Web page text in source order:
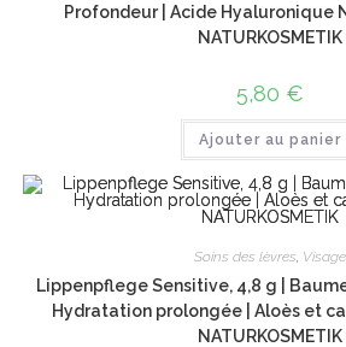
Profondeur | Acide Hyaluronique
NATURKOSMETIK
5,80 €
Ajouter au panier
Soins des lèvres, Visage
Lippenpflege Sensitive, 4,8 g |
Hydratation prolongée | Aloès et
NATURKOSMETIK